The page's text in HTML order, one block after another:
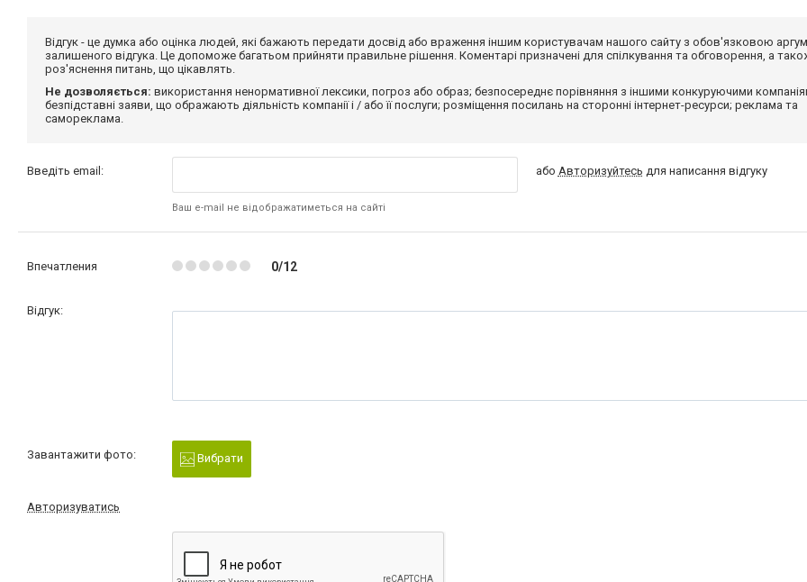
Відгук - це думка або оцінка людей, які бажають передати досвід або враження іншим користувачам нашого сайту з обов'язковою
залишеного відгука. Це допоможе багатьом прийняти правильне рішення. Коментарі призначені для спілкування та обговорення, а
роз'яснення питань, що цікавлять.
Не дозволяється: використання ненормативної лексики, погроз або образ; безпосереднє порівняння з іншими конкуруючими
безпідставні заяви, що ображають діяльність компанії і / або її послуги; розміщення посилань на сторонні інтернет-ресурси; реклама та
самореклама.
Введіть email:
Ваш e-mail не відображатиметься на сайті
або Авторизуйтесь для написання відгуку
Впечатления 0/12
Відгук:
Завантажити фото: Вибрати
Авторизуватись